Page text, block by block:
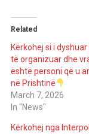
Related
Kërkohej si i
të organizuar dhe
është personi që u
në Prishtinë
March 7, 2026
In "News"
Kërkohej nga